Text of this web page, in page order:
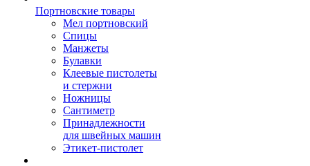
Портновские товары
Мел портновский
Спицы
Манжеты
Булавки
Клеевые пистолеты
и стержни
Ножницы
Сантиметр
Принадлежности
для швейных машин
Этикет-пистолет